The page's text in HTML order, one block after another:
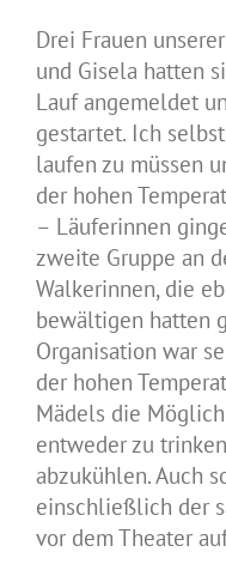
Drei Frauen
und Gisela hatten
Lauf angemeldet
gestartet. Ich
laufen zu müssen
der hohen
– Läuferinnen
zweite Gruppe an
Walkerinnen, die
bewältigen hatten
Organisation war
der hohen
Mädels die
entweder zu
abzukühlen. Auch
einschließlich der
vor dem Theater